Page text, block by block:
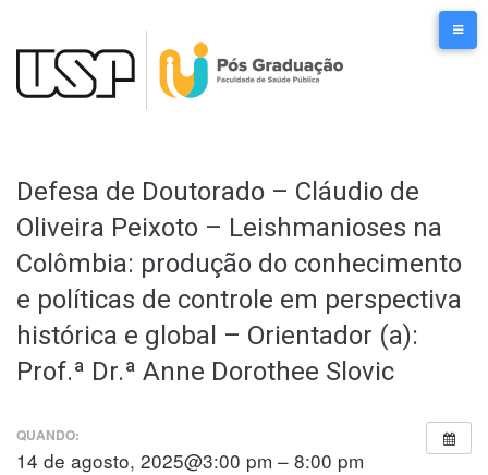
conteúdo
Defesa de Doutorado – Cláudio de
Oliveira Peixoto – Leishmanioses na
Colômbia: produção do conhecimento
e políticas de controle em perspectiva
histórica e global – Orientador (a):
Prof.ª Dr.ª Anne Dorothee Slovic
QUANDO:
14 de agosto, 2025@3:00 pm – 8:00 pm